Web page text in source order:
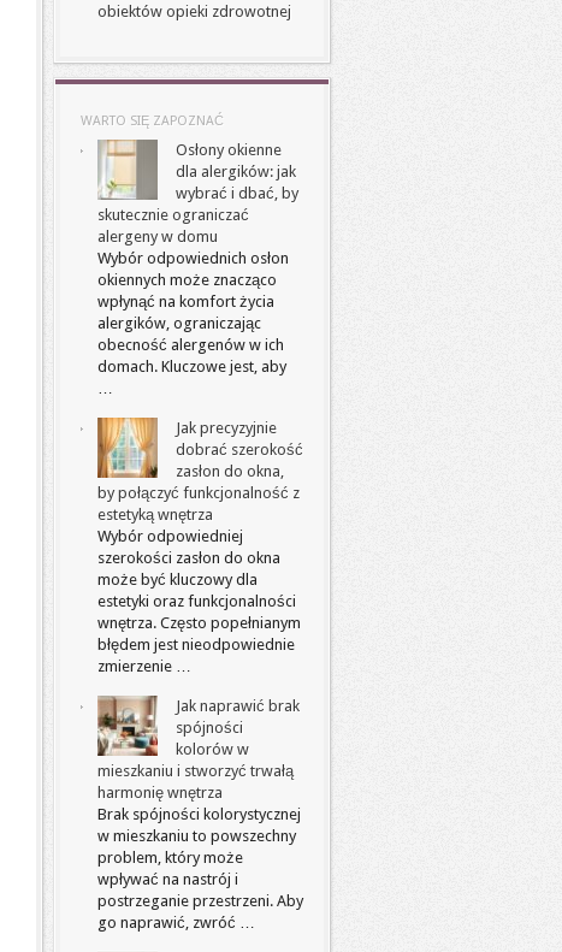
obiektów opieki zdrowotnej
WARTO SIĘ ZAPOZNAĆ
Osłony okienne
dla alergików: jak
wybrać i dbać, by
skutecznie ograniczać
alergeny w domu
Wybór odpowiednich osłon
okiennych może znacząco
wpłynąć na komfort życia
alergików, ograniczając
obecność alergenów w ich
domach. Kluczowe jest, aby
…
Jak precyzyjnie
dobrać szerokość
zasłon do okna,
by połączyć funkcjonalność z
estetyką wnętrza
Wybór odpowiedniej
szerokości zasłon do okna
może być kluczowy dla
estetyki oraz funkcjonalności
wnętrza. Często popełnianym
błędem jest nieodpowiednie
zmierzenie …
Jak naprawić brak
spójności
kolorów w
mieszkaniu i stworzyć trwałą
harmonię wnętrza
Brak spójności kolorystycznej
w mieszkaniu to powszechny
problem, który może
wpływać na nastrój i
postrzeganie przestrzeni. Aby
go naprawić, zwróć …